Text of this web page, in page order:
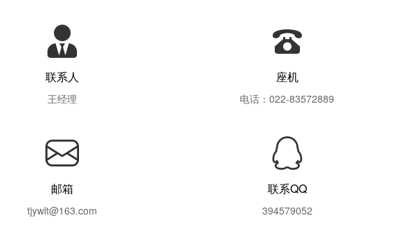
联系人
王经理
座机
电话：022-83572889
邮箱
tjywlt@163.com
联系QQ
394579052